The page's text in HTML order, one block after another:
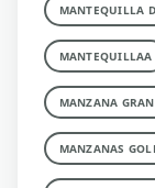
MANTEQUILLA
MANTEQUILLAA
MANZANA
MANZANAS